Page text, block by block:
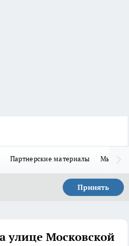
Партнерские материалы Мы в
Принять
улице Московской